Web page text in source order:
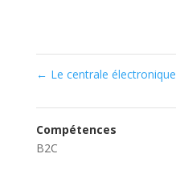
← Le centrale électronique
Compétences
B2C